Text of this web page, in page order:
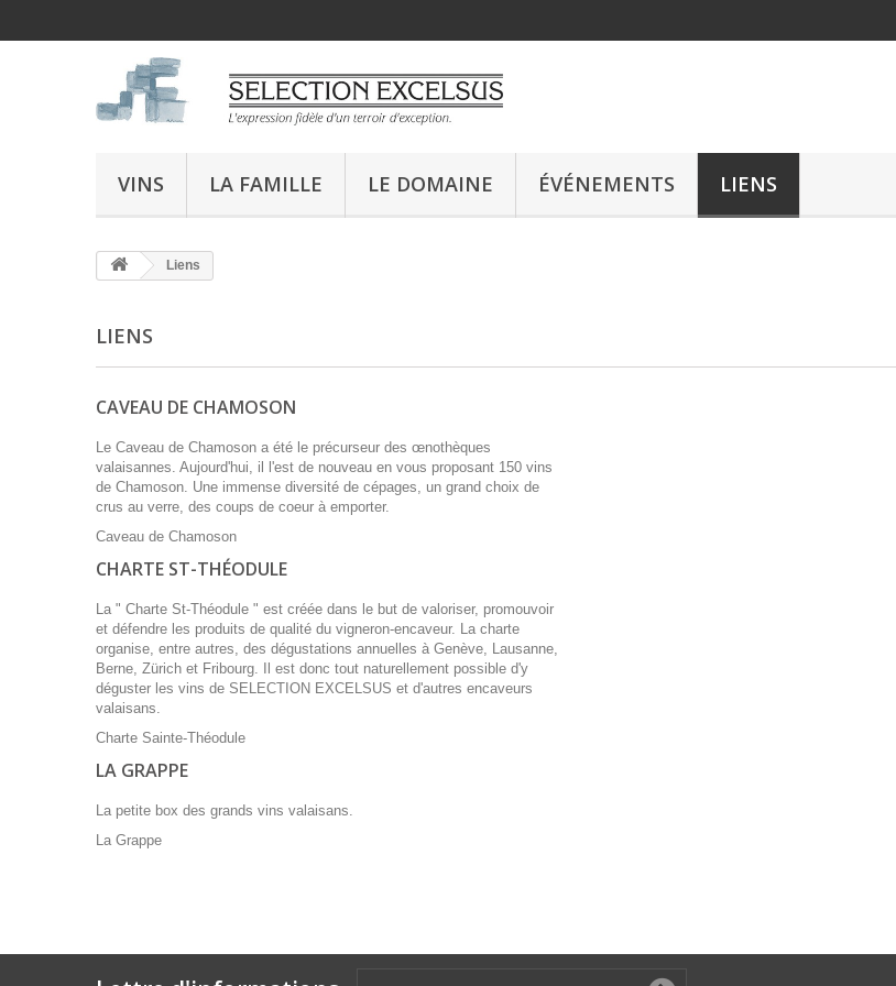
VINS LA FAMILLE LE DOMAINE ÉVÉNEMENTS LIENS
Liens
LIENS
CAVEAU DE CHAMOSON
Le Caveau de Chamoson a été le précurseur des œnothèques
valaisannes. Aujourd'hui, il l'est de nouveau en vous proposant 150 vins
de Chamoson. Une immense diversité de cépages, un grand choix de
crus au verre, des coups de coeur à emporter.
Caveau de Chamoson
CHARTE ST-THÉODULE
La " Charte St-Théodule " est créée dans le but de valoriser, promouvoir
et défendre les produits de qualité du vigneron-encaveur. La charte
organise, entre autres, des dégustations annuelles à Genève, Lausanne,
Berne, Zürich et Fribourg. Il est donc tout naturellement possible d'y
déguster les vins de SELECTION EXCELSUS et d'autres encaveurs
valaisans.
Charte Sainte-Théodule
LA GRAPPE
La petite box des grands vins valaisans.
La Grappe